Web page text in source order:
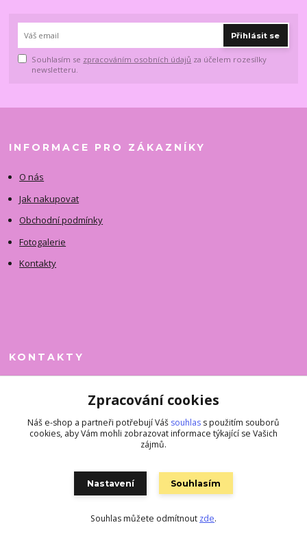
Přihlásit se
Souhlasím se zpracováním osobních údajů za účelem rozesílky
newsletteru.
INFORMACE PRO ZÁKAZNÍKY
O nás
Jak nakupovat
Obchodní podmínky
Fotogalerie
Kontakty
KONTAKTY
+420 731 390 323
superkousky@jetovmode.cz
Vytvořeno na Eshop-rychle.cz
Zpracování cookies
Náš e-shop a partneři potřebují Váš souhlas s použitím souborů
cookies, aby Vám mohli zobrazovat informace týkající se Vašich
zájmů.
Nastavení Souhlasím
Souhlas můžete odmítnout zde.